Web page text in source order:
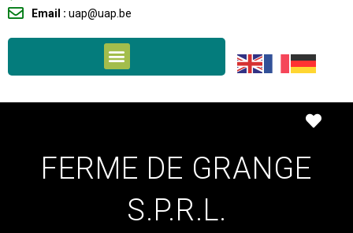
Email : uap@uap.be
FERME DE GRANGE
S.P.R.L.